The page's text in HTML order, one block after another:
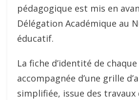
pédagogique est mis en
Délégation Académique au
éducatif.
La fiche d’identité de
accompagnée d’une grille
simplifiée, issue des travaux